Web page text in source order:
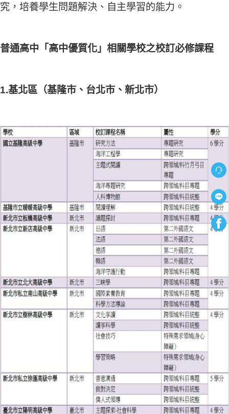
究，培養學生問題解決、自主學習的能力。
普通高中「高中優質化」相關學校之校訂必修課程
1.基北區（基隆市、台北市、新北市）